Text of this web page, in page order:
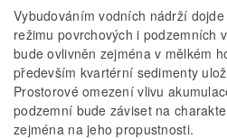
Vybudováním vodních nádrží
režimu povrchových i podzemních
bude ovlivněn zejména v mělkém
především kvartérní sedimenty
Prostorové omezení vlivu
podzemní bude záviset na
zejména na jeho propustnosti.